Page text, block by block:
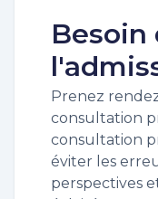
Besoin
Prenez
consultation
consultation
éviter les
perspectives